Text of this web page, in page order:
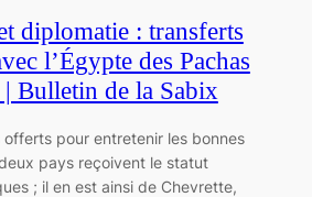
diplomatie : transferts
l’Égypte des Pachas
Bulletin de la Sabix
offerts pour entretenir les bonnes
pays reçoivent le statut
; il en est ainsi de Chevrette,